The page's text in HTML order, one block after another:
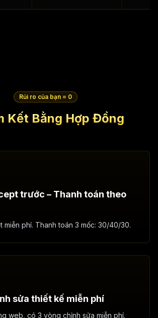
Rủi ro của bạn = 0
Kết Bằng Hợp Đồng
trước – Thanh toán theo
miễn phí. Thanh toán 3 mốc: 30/40/30.
sửa thiết kế miễn phí
web, có 3 vòng chỉnh sửa miễn phí.